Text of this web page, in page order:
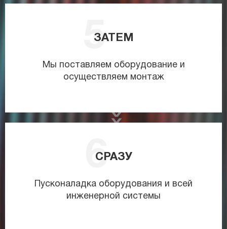
ЗАТЕМ
Мы поставляем оборудование и
осуществляем монтаж
СРАЗУ
Пусконаладка оборудования и всей
инженерной системы